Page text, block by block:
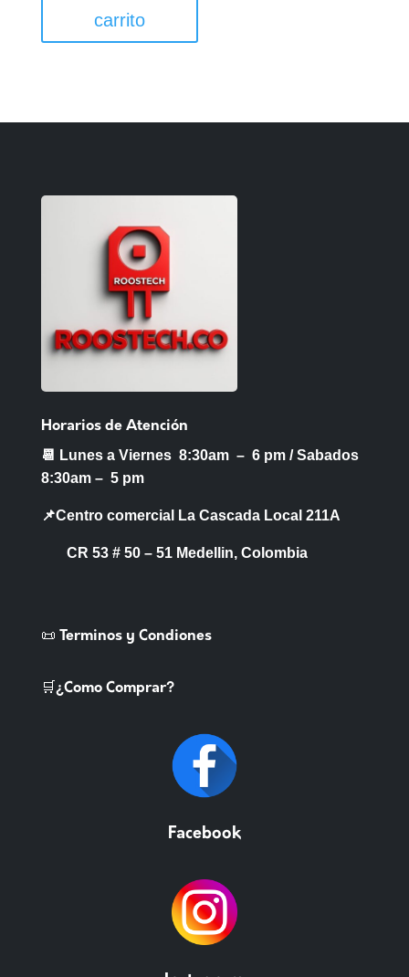
carrito
Horarios de Atención
📆 Lunes a Viernes 8:30am – 6 pm /Sabados
8:30am – 5 pm
📌Centro comercial La Cascada Local 211A
CR 53 # 50 – 51 Medellin, Colombia
📜 Terminos y Condiones
🛒¿Como Comprar?
Facebook